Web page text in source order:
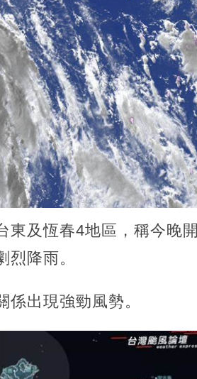
東及恆春4地區，稱今晚開
降雨。
出現強勁風勢。